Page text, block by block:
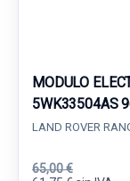
MODULO
5WK33504AS
LAND ROVER
65,00 €